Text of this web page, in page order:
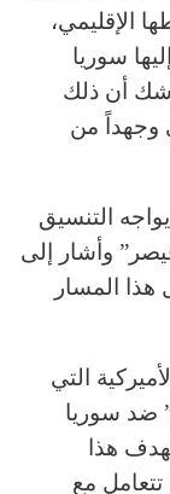
الإقليمي،
سوريا
شك أن ذلك
وجهداً من
التنسيق
وأشار إلى
هذا المسار
التي
ضد سوريا
هذا
تتعامل مع